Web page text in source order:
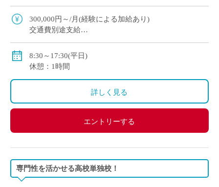
300,000円～/月(経験による加給あり)
交通費別途支給
社会保険、労働保険、雇用保険
450万円（30歳・学部卒）、630万円（40歳・学部卒）
8:30～17:30(平日)
休憩：1時間
詳しく見る
エントリーする
専門性を活かせる高校単独校！